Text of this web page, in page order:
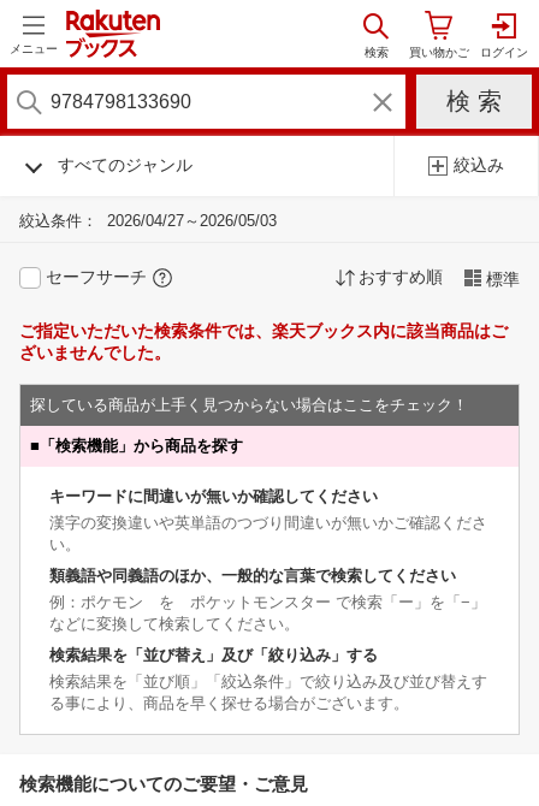
メニュー
すべてのジャンル 絞込み
絞込条件： 2026/04/27～2026/05/03
セーフサーチ おすすめ順 標準
ご指定いただいた検索条件では、楽天ブックス内に該当商品はご
ざいませんでした。
探している商品が上手く見つからない場合はここをチェック！
■ 「検索機能」から商品を探す
キーワードに間違いが無いか確認してください
漢字の変換違いや英単語のつづり間違いが無いかご確認くださ
い。
類義語や同義語のほか、一般的な言葉で検索してください
例：ポケモン を ポケットモンスター で検索「ー」を「−」
などに変換して検索してください。
検索結果を「並び替え」及び「絞り込み」する
検索結果を「並び順」「絞込条件」で絞り込み及び並び替えす
る事により、商品を早く探せる場合がございます。
検索機能についてのご要望・ご意見